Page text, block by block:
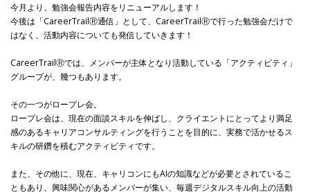
今月より、勉強会報告内容をリニューアルします！
今後は「CareerTrailⓇ通信」として、CareerTrailⓇで行った勉強会だけで
はなく、活動内容についても発信していきます！
CareerTrailⓇでは、メンバーが主体となり活動している「アクティビティ」
グループが、幾つもあります。
その一つがロープレ会。
ロープレ会は、現在の面談スキルを伸ばし、クライエントにとってより満足
感のあるキャリアコンサルティングを行うことを目的に、実務で活かせるス
キルの研鑽を積むアクティビティです。
また、その他に、現在、キャリコンにもAIの知識などが必要とされているこ
ともあり、興味関心があるメンバーが集い、毎週デジタルスキル向上の活動